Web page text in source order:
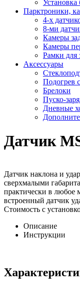
Парктроники,
4-х
8-ми
Камеры
Камеры
Рамки для
Аксессуары
Подогрев
Брелоки
Пуско-
Дневные
Датчик
Датчик наклона и
сверхмалыми
практически в любое
встроенный датчик
Стоимость с
Описание
Инструкции